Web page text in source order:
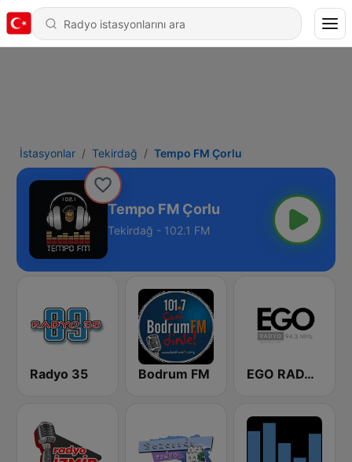
İstasyonlar Tekirdağ Tempo FM Çorlu
Tempo FM Çorlu
Tekirdağ - 102.1 FM
Radyo 35 Bodrum FM EGO RADYO